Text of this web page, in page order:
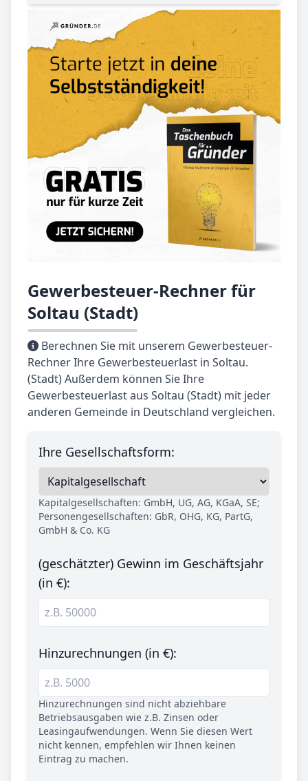
Gewerbesteuer-Rechner für
Soltau (Stadt)
Berechnen Sie mit unserem Gewerbesteuer-
Rechner Ihre Gewerbesteuerlast in Soltau.
(Stadt) Außerdem können Sie Ihre
Gewerbesteuerlast aus Soltau (Stadt) mit jeder
anderen Gemeinde in Deutschland vergleichen.
Ihre Gesellschaftsform:
Kapitalgesellschaften: GmbH, UG, AG, KGaA, SE;
Personengesellschaften: GbR, OHG, KG, PartG,
GmbH & Co. KG
(geschätzter) Gewinn im Geschäftsjahr
(in €):
Hinzurechnungen (in €):
Hinzurechnungen sind nicht abziehbare
Betriebsausgaben wie z.B. Zinsen oder
Leasingaufwendungen. Wenn Sie diesen Wert
nicht kennen, empfehlen wir Ihnen keinen
Eintrag zu machen.